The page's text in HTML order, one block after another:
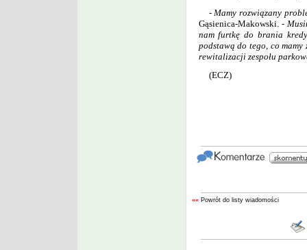
-Mamy rozwiązany
Gąsienica-Makowski. -
nam furtkę do brania
podstawą do tego, co
rewitalizacji zespołu
(ECZ)
«« Powrót do listy wiadomości